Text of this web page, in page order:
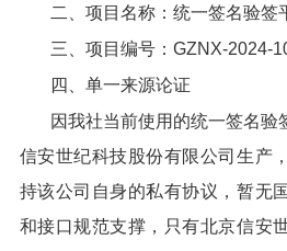
二、项目名称：统一签名验签
三、项目编号：GZNX-2024-
四、单一来源论证
因我社当前使用的统一签名验
信安世纪科技股份有限公司生产
持该公司自身的私有协议，暂无
和接口规范支撑，只有北京信安